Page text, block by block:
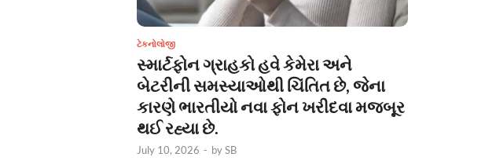
ટેકનોલોજી
સ્માર્ટફોન ગ્રાહકો હવે કેમેરા અને
બેટરીની સમસ્યાઓથી ચિંતિત છે, જેના
કારણે ભારતીયો નવા ફોન ખરીદવા મજબૂર
થઈ રહ્યા છે.
July 10, 2026 - bySB